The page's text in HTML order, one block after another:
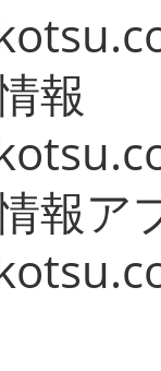
報
報ア